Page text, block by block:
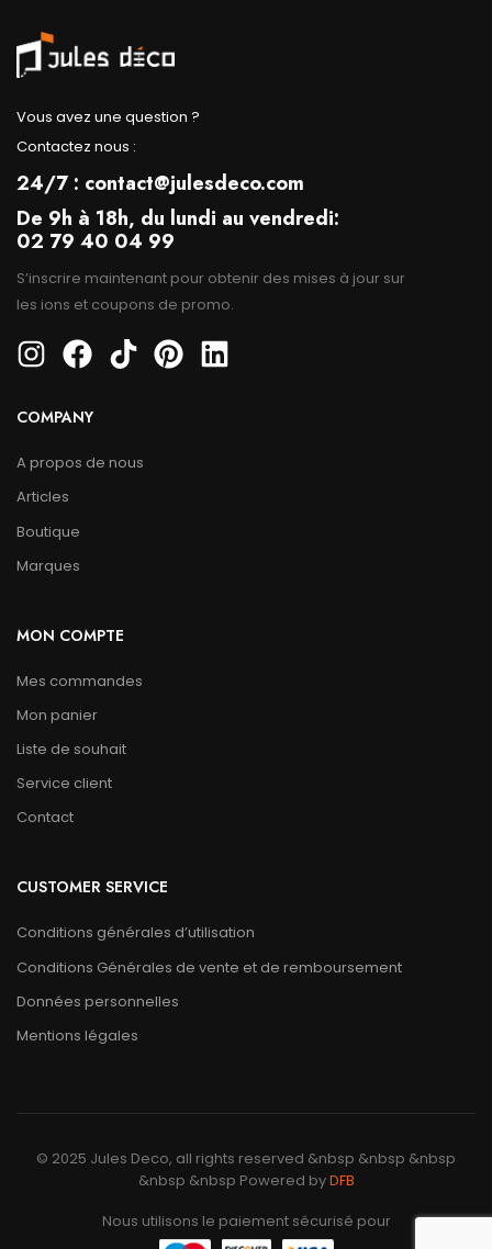
Vous avez une question ?
Contactez nous :
24/7 : contact@julesdeco.com
De 9h à 18h, du lundi au vendredi:
02 79 40 04 99
S’inscrire maintenant pour obtenir des mises à jour sur
les ions et coupons de promo.
COMPANY
A propos de nous
Articles
Boutique
Marques
MON COMPTE
Mes commandes
Mon panier
Liste de souhait
Service client
Contact
CUSTOMER SERVICE
Conditions générales d’utilisation
Conditions Générales de vente et de remboursement
Données personnelles
Mentions légales
© 2025 Jules Deco, all rights reserved &nbsp &nbsp &nbsp
&nbsp &nbsp Powered byDFB
Nous utilisons le paiement sécurisé pour